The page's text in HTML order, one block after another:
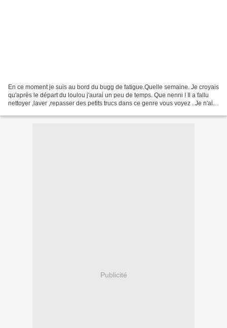
En ce moment je suis au bord du bugg de fatigue.Quelle semaine. Je croyais
qu'après le départ du loulou j'aurai un peu de temps. Que nenni ! Il a fallu
nettoyer ,laver ,repasser des petits trucs dans ce genre vous voyez . Je n'ai
Publicité